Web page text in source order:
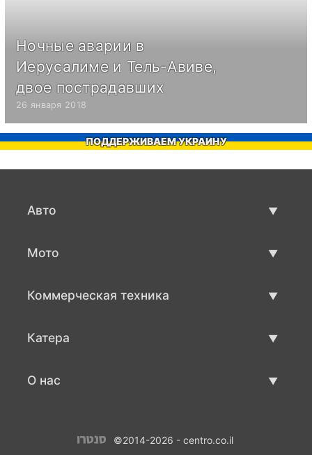
Ночные аварии в
Иерусалиме и Тель-Авиве,
двое пострадавших
26 января 2018
ПОДДЕРЖИВАЕМ УКРАИНУ
Авто
Мото
Коммерческая техника
Катера
О нас
©2014-2026 - centro.co.il